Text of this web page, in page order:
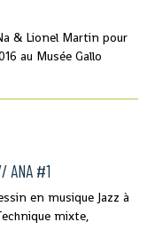
& Lionel Martin pour
au Musée Gallo
ANA #1
en musique Jazz à
mixte,